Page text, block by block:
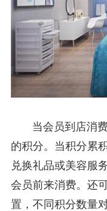
当会员到店消
的积分。当积分累
兑换礼品或美容服
会员前来消费。还
置，不同积分数量